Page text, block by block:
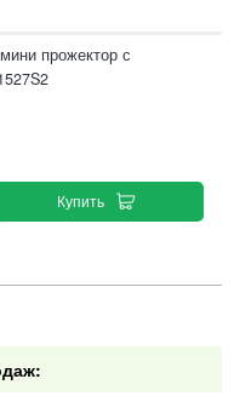
прожектор с
Купить